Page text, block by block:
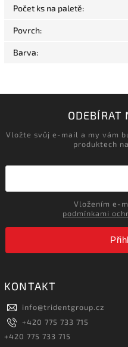
Počet ks na paletě:
Povrch:
Barva:
ODEBÍRAT
Vložte svůj e-mail a my vám
produktech
podmínkami
KONTAKT
info@tridentgroup.cz
+420 775 733 715
+420 775 733 715